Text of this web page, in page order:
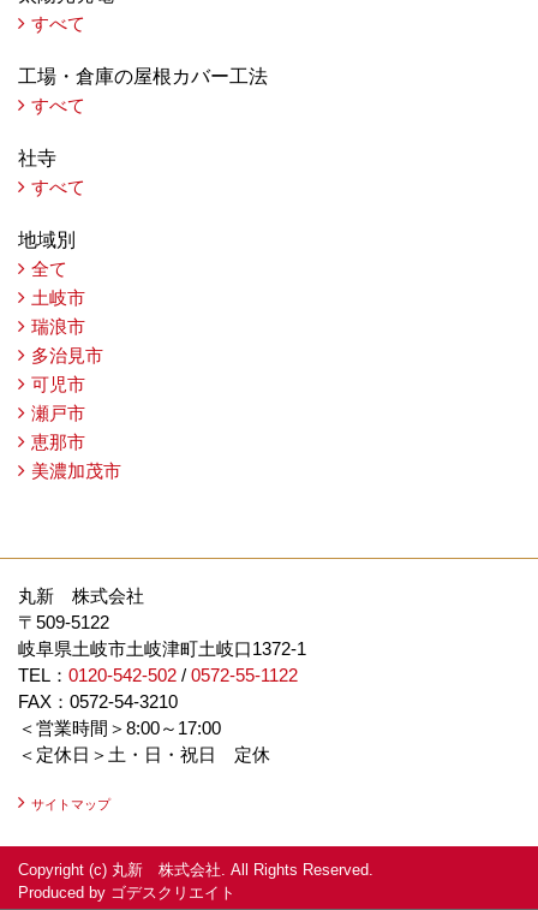
すべて
工場・倉庫の屋根カバー工法
すべて
社寺
すべて
地域別
全て
土岐市
瑞浪市
多治見市
可児市
瀬戸市
恵那市
美濃加茂市
丸新 株式会社
〒509-5122
岐阜県土岐市土岐津町土岐口1372-1
TEL： 0120-542-502 / 0572-55-1122
FAX：0572-54-3210
＜営業時間＞8:00～17:00
＜定休日＞土・日・祝日 定休
サイトマップ
Copyright (c) 丸新 株式会社. All Rights Reserved.
Produced by ゴデスクリエイト